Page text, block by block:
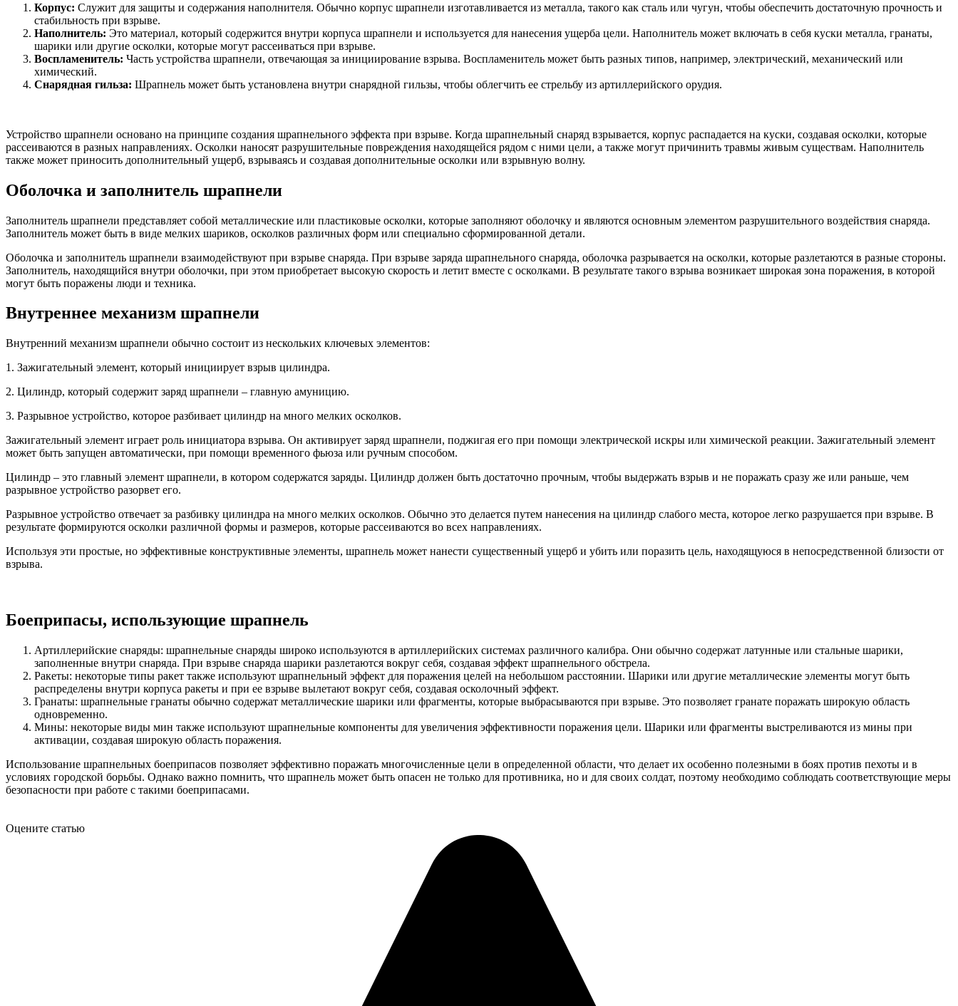
Корпус: Служит для защиты и содержания наполнителя. Обычно корпус шрапнели изготавливается из металла, такого как сталь или чугун, чтобы обеспечить достаточную прочность и
стабильность при взрыве.
Наполнитель: Это материал, который содержится внутри корпуса шрапнели и используется для нанесения ущерба цели. Наполнитель может включать в себя куски металла, гранаты,
шарики или другие осколки, которые могут рассеиваться при взрыве.
Воспламенитель: Часть устройства шрапнели, отвечающая за инициирование взрыва. Воспламенитель может быть разных типов, например, электрический, механический или
химический.
Снарядная гильза: Шрапнель может быть установлена внутри снарядной гильзы, чтобы облегчить ее стрельбу из артиллерийского орудия.
Устройство шрапнели основано на принципе создания шрапнельного эффекта при взрыве. Когда шрапнельный снаряд взрывается, корпус распадается на куски, создавая осколки, которые
рассеиваются в разных направлениях. Осколки наносят разрушительные повреждения находящейся рядом с ними цели, а также могут причинить травмы живым существам. Наполнитель
также может приносить дополнительный ущерб, взрываясь и создавая дополнительные осколки или взрывную волну.
Оболочка и заполнитель шрапнели
Заполнитель шрапнели представляет собой металлические или пластиковые осколки, которые заполняют оболочку и являются основным элементом разрушительного воздействия снаряда.
Заполнитель может быть в виде мелких шариков, осколков различных форм или специально сформированной детали.
Оболочка и заполнитель шрапнели взаимодействуют при взрыве снаряда. При взрыве заряда шрапнельного снаряда, оболочка разрывается на осколки, которые разлетаются в разные стороны.
Заполнитель, находящийся внутри оболочки, при этом приобретает высокую скорость и летит вместе с осколками. В результате такого взрыва возникает широкая зона поражения, в которой
могут быть поражены люди и техника.
Внутреннее механизм шрапнели
Внутренний механизм шрапнели обычно состоит из нескольких ключевых элементов:
1. Зажигательный элемент, который инициирует взрыв цилиндра.
2. Цилиндр, который содержит заряд шрапнели – главную амуницию.
3. Разрывное устройство, которое разбивает цилиндр на много мелких осколков.
Зажигательный элемент играет роль инициатора взрыва. Он активирует заряд шрапнели, поджигая его при помощи электрической искры или химической реакции. Зажигательный элемент
может быть запущен автоматически, при помощи временного фьюза или ручным способом.
Цилиндр – это главный элемент шрапнели, в котором содержатся заряды. Цилиндр должен быть достаточно прочным, чтобы выдержать взрыв и не поражать сразу же или раньше, чем
разрывное устройство разорвет его.
Разрывное устройство отвечает за разбивку цилиндра на много мелких осколков. Обычно это делается путем нанесения на цилиндр слабого места, которое легко разрушается при взрыве. В
результате формируются осколки различной формы и размеров, которые рассеиваются во всех направлениях.
Используя эти простые, но эффективные конструктивные элементы, шрапнель может нанести существенный ущерб и убить или поразить цель, находящуюся в непосредственной близости от
взрыва.
Боеприпасы, использующие шрапнель
Артиллерийские снаряды: шрапнельные снаряды широко используются в артиллерийских системах различного калибра. Они обычно содержат латунные или стальные шарики,
заполненные внутри снаряда. При взрыве снаряда шарики разлетаются вокруг себя, создавая эффект шрапнельного обстрела.
Ракеты: некоторые типы ракет также используют шрапнельный эффект для поражения целей на небольшом расстоянии. Шарики или другие металлические элементы могут быть
распределены внутри корпуса ракеты и при ее взрыве вылетают вокруг себя, создавая осколочный эффект.
Гранаты: шрапнельные гранаты обычно содержат металлические шарики или фрагменты, которые выбрасываются при взрыве. Это позволяет гранате поражать широкую область
одновременно.
Мины: некоторые виды мин также используют шрапнельные компоненты для увеличения эффективности поражения цели. Шарики или фрагменты выстреливаются из мины при
активации, создавая широкую область поражения.
Использование шрапнельных боеприпасов позволяет эффективно поражать многочисленные цели в определенной области, что делает их особенно полезными в боях против пехоты и в
условиях городской борьбы. Однако важно помнить, что шрапнель может быть опасен не только для противника, но и для своих солдат, поэтому необходимо соблюдать соответствующие меры
безопасности при работе с такими боеприпасами.
Оцените статью